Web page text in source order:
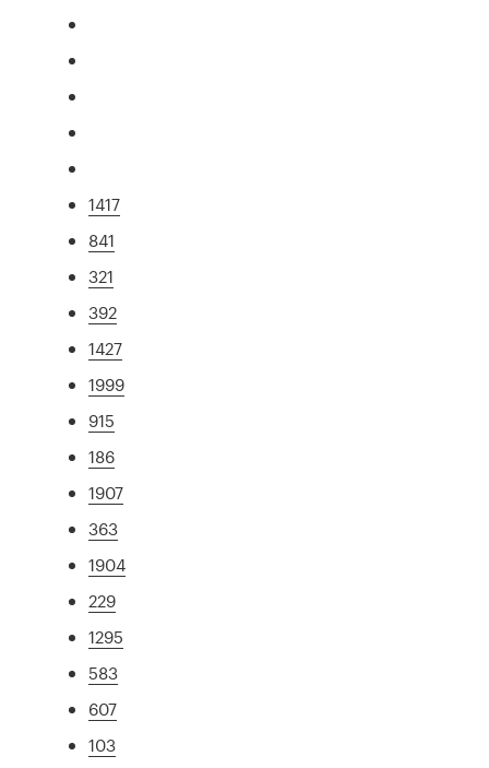
1417
841
321
392
1427
1999
915
186
1907
363
1904
229
1295
583
607
103